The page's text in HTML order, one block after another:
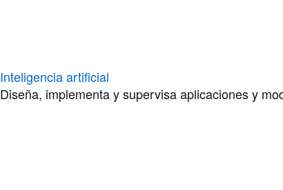
Inteligencia artificial
Diseña, implementa y supervisa aplicaciones y